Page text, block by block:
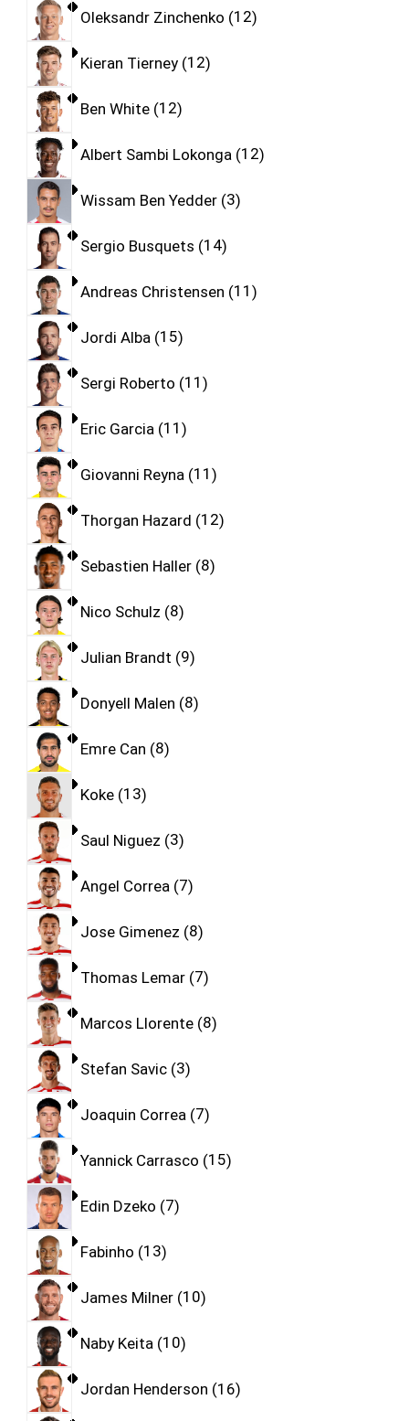
Oleksandr Zinchenko 12
Kieran Tierney 12
Ben White 12
Albert Sambi Lokonga 12
Wissam Ben Yedder 3
Sergio Busquets 14
Andreas Christensen 11
Jordi Alba 15
Sergi Roberto 11
Eric Garcia 11
Giovanni Reyna 11
Thorgan Hazard 12
Sebastien Haller 8
Nico Schulz 8
Julian Brandt 9
Donyell Malen 8
Emre Can 8
Koke 13
Saul Niguez 3
Angel Correa 7
Jose Gimenez 8
Thomas Lemar 7
Marcos Llorente 8
Stefan Savic 3
Joaquin Correa 7
Yannick Carrasco 15
Edin Dzeko 7
Fabinho 13
James Milner 10
Naby Keita 10
Jordan Henderson 16